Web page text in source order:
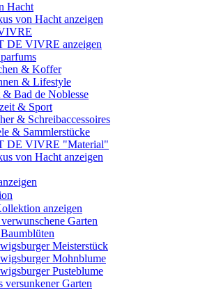
Hacht
von Hacht anzeigen
DE VIVRE anzeigen
& Koffer
& Lifestyle
& Bad de Noblesse
& Sport
& Schreibaccessoires
& Sammlerstücke
DE VIVRE "Material"
von Hacht anzeigen
anzeigen
Garten
Meisterstück
Mohnblume
Pusteblume
versunkener Garten